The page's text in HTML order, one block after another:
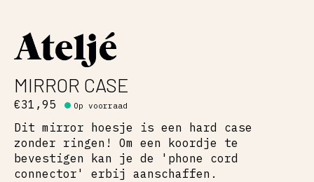
MIRROR CASE
€31,95 Op voorraad
Dit mirror hoesje is een hard case
zonder ringen! Om een koordje te
bevestigen kan je de 'phone cord
connector' erbij aanschaffen.